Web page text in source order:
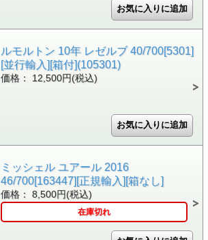
ルモルトン 10年 レゼルブ 40/700[5301]
[並行輸入][箱付](105301)
価格： 12,500円(税込)
ミッシェル ユアール 2016
46/700[163447][正規輸入][箱なし]
価格： 8,500円(税込)
在庫切れ